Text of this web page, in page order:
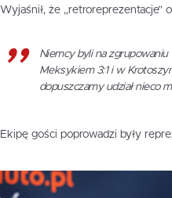
Wyjaśnił, że
Niemcy byli na
Meksykiem 3:1 i w
dopuszczamy udział nieco
Ekipę gości poprowadzi były